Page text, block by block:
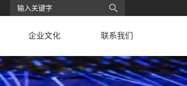
企业文化 联系我们